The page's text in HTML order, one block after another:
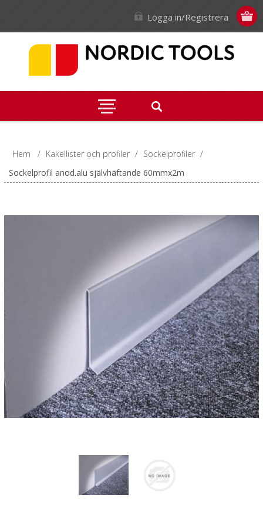
Logga in/Registrera
Hem / Kakellister och profiler / Sockelprofiler /
Sockelprofil anod.alu självhäftande 60mmx2m